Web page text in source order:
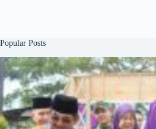
Popular Posts